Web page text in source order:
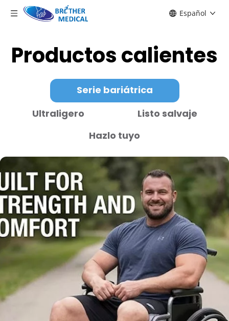
Español
Productos calientes
Serie bariátrica
Ultraligero
Listo salvaje
Hazlo tuyo
Explorar nuevo diseño
Serie Feather - Silla de ruedas eléctrica de aluminio
Ver más
Especialista todoterreno
Robustez, aventura y rendimiento resistente.